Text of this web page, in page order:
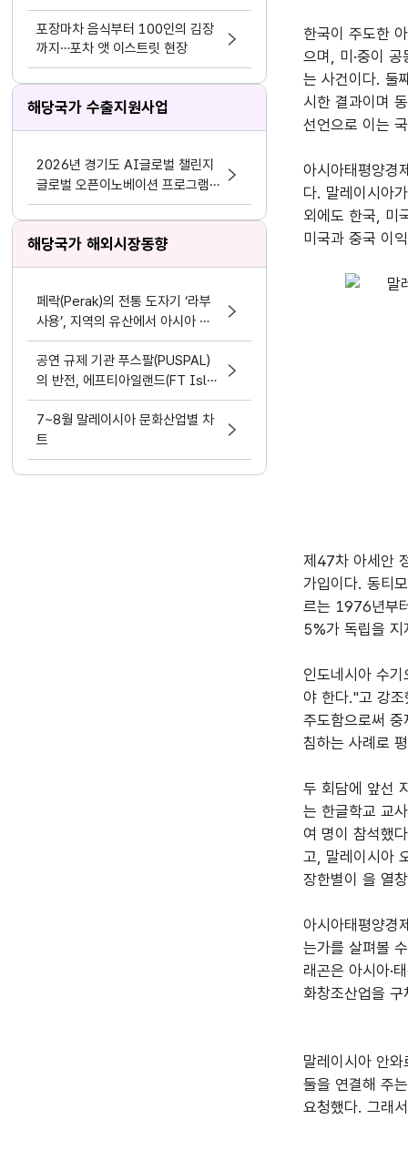
포장마차 음식부터 100인의 김장
까지…포차 앳 이스트릿 현장
해당국가 수출지원사업
2026년 경기도 AI글로벌 챌린지
글로벌 오픈이노베이션 프로그램
참가기업 모집 공고
해당국가 해외시장동향
페락(Perak)의 전통 도자기 ‘라부
사용’, 지역의 유산에서 아시아 문
화 교류의 가능성으로
공연 규제 기관 푸스팔(PUSPAL)
의 반전, 에프티아일랜드(FT Isla
nd) 무대에 함께 호응해 화제
7~8월 말레이시아 문화산업별 차
트
한국이 주도한
으며, 미·중이
는 사건이다. 둘
시한 결과이며
선언으로 이는
아시아태평양경
다. 말레이시아
외에도 한국, 미
제47차 아세안
가입이다. 동티
르는 1976년부
5%가 독립을
인도네시아 수
야 한다."고 강
주도함으로써
침하는 사례로
두 회담에 앞선
는 한글학교 교
여 명이 참석했
고, 말레이시아
장한별이 을 열
아시아태평양경
는가를 살펴볼
래곤은 아시아·
화창조산업을
말레이시아 안
둘을 연결해 주